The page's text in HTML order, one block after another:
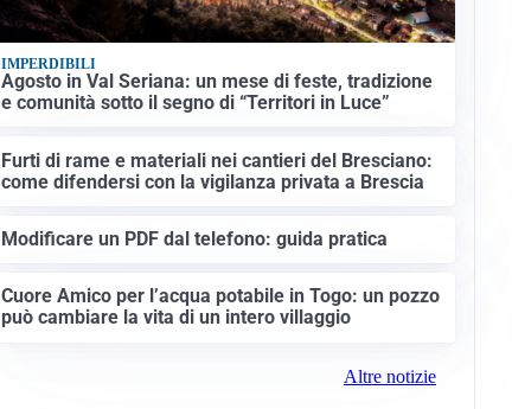
IMPERDIBILI
Agosto in Val Seriana: un mese di feste, tradizione
e comunità sotto il segno di “Territori in Luce”
Furti di rame e materiali nei cantieri del Bresciano:
come difendersi con la vigilanza privata a Brescia
Modificare un PDF dal telefono: guida pratica
Cuore Amico per l’acqua potabile in Togo: un pozzo
può cambiare la vita di un intero villaggio
Altre notizie